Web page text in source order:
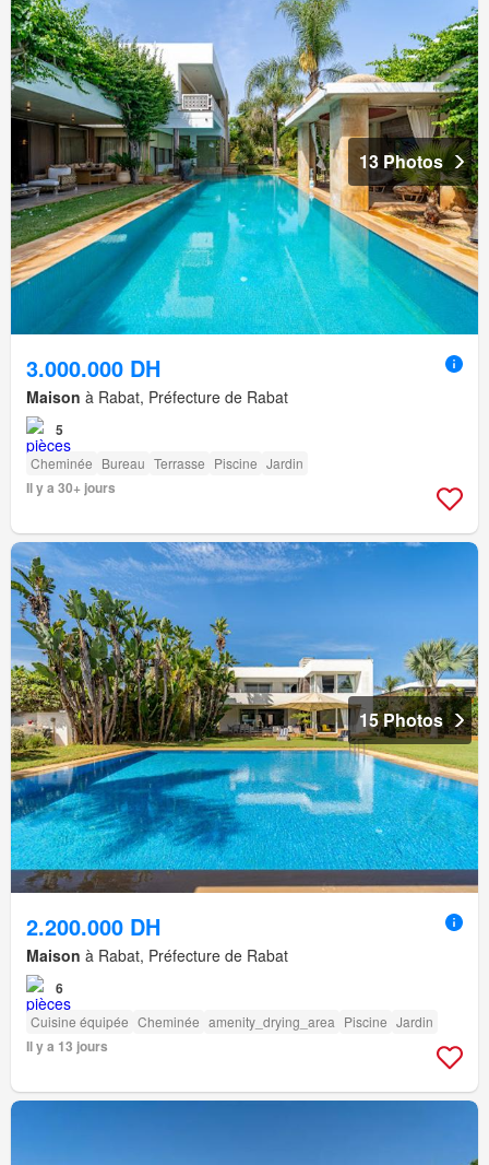
13 Photos
3.000.000 DH
Maison à Rabat, Préfecture de Rabat
5
Cheminée Bureau Terrasse Piscine Jardin
Il y a 30+ jours
15 Photos
2.200.000 DH
Maison à Rabat, Préfecture de Rabat
6
Cuisine équipée Cheminée amenity_drying_area Piscine Jardin
Il y a 13 jours